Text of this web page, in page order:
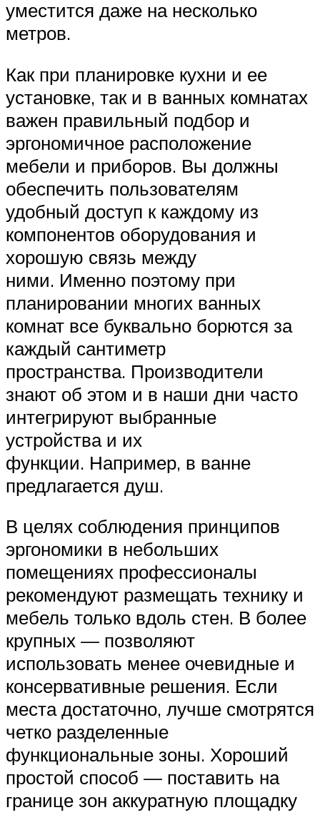
уместится даже на несколько
метров.
Как при планировке кухни и ее
установке, так и в ванных комнатах
важен правильный подбор и
эргономичное расположение
мебели и приборов. Вы должны
обеспечить пользователям
удобный доступ к каждому из
компонентов оборудования и
хорошую связь между
ними. Именно поэтому при
планировании многих ванных
комнат все буквально борются за
каждый сантиметр
пространства. Производители
знают об этом и в наши дни часто
интегрируют выбранные
устройства и их
функции. Например, в ванне
предлагается душ.
В целях соблюдения принципов
эргономики в небольших
помещениях профессионалы
рекомендуют размещать технику и
мебель только вдоль стен. В более
крупных — позволяют
использовать менее очевидные и
консервативные решения. Если
места достаточно, лучше смотрятся
четко разделенные
функциональные зоны. Хороший
простой способ — поставить на
границе зон аккуратную площадку